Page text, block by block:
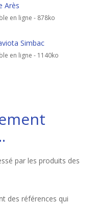
Arès
en ligne - 878ko
Simbac
en ligne - 1140ko
par les produits des
des références qui